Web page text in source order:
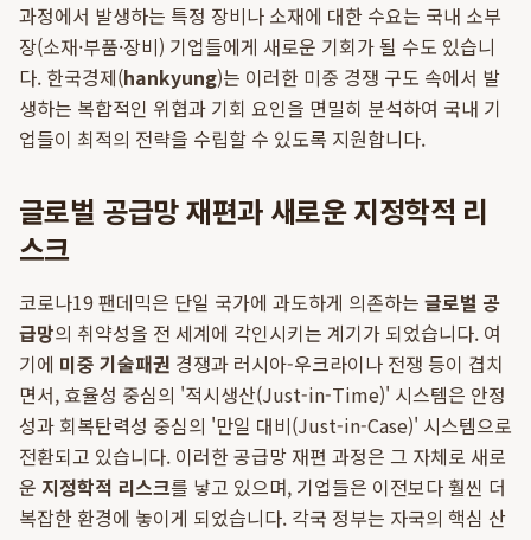
과정에서 발생하는 특정 장비나 소재에 대한 수요는 국내 소부
장(소재·부품·장비) 기업들에게 새로운 기회가 될 수도 있습니
다. 한국경제(hankyung)는 이러한 미중 경쟁 구도 속에서 발
생하는 복합적인 위협과 기회 요인을 면밀히 분석하여 국내 기
업들이 최적의 전략을 수립할 수 있도록 지원합니다.
글로벌 공급망 재편과 새로운 지정학적 리
스크
코로나19 팬데믹은 단일 국가에 과도하게 의존하는 글로벌 공
급망의 취약성을 전 세계에 각인시키는 계기가 되었습니다. 여
기에 미중 기술패권 경쟁과 러시아-우크라이나 전쟁 등이 겹치
면서, 효율성 중심의 '적시생산(Just-in-Time)' 시스템은 안정
성과 회복탄력성 중심의 '만일 대비(Just-in-Case)' 시스템으로
전환되고 있습니다. 이러한 공급망 재편 과정은 그 자체로 새로
운 지정학적 리스크를 낳고 있으며, 기업들은 이전보다 훨씬 더
복잡한 환경에 놓이게 되었습니다. 각국 정부는 자국의 핵심 산